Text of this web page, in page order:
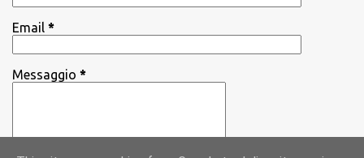
Email *
Messaggio *